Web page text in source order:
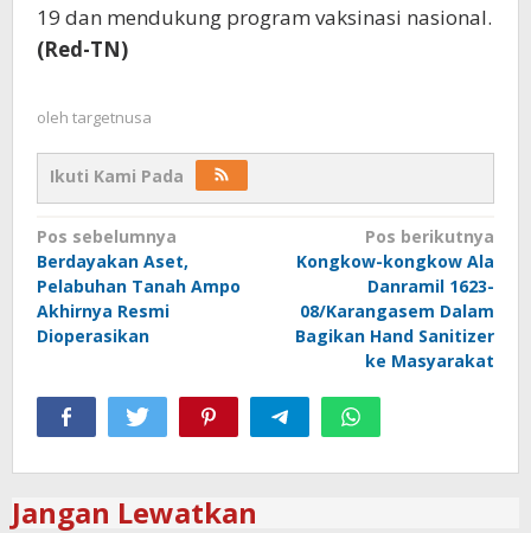
19 dan mendukung program vaksinasi nasional.
(Red-TN)
oleh targetnusa
Ikuti Kami Pada
Navigasi
pos
Pos sebelumnya
Berdayakan Aset,
Pelabuhan Tanah Ampo
Akhirnya Resmi
Dioperasikan
Pos berikutnya
Kongkow-kongkow Ala
Danramil 1623-
08/Karangasem Dalam
Bagikan Hand Sanitizer
ke Masyarakat
Jangan Lewatkan